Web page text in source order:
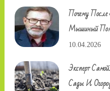
Почему
Мышиный
10.04.2026
Эксперт
Сады И